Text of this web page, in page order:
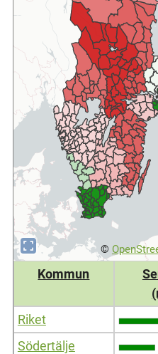
©
Kommun
Riket
Södertälje